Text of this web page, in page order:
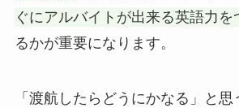
ぐにアルバイトが出来る英語力を
るかが重要になります。
「渡航したらどうにかなる」と